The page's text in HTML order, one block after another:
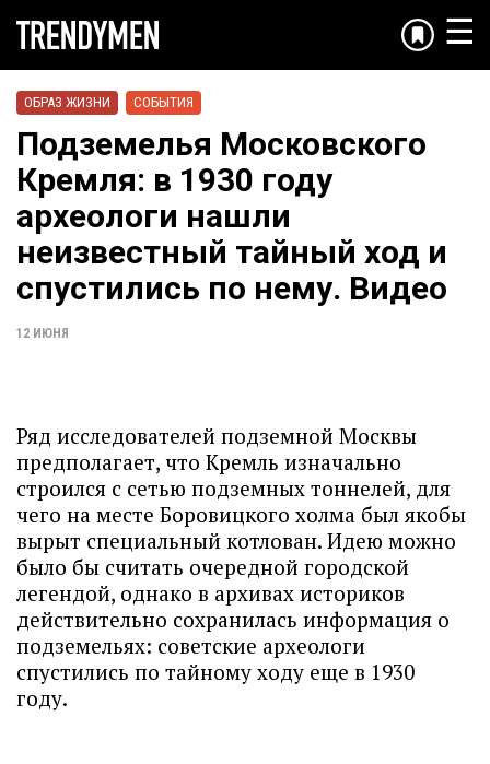
☰
ОБРАЗ ЖИЗНИ СОБЫТИЯ
Подземелья Московского
Кремля: в 1930 году
археологи нашли
неизвестный тайный ход и
спустились по нему. Видео
12 ИЮНЯ
Ряд исследователей подземной Москвы
предполагает, что Кремль изначально
строился с сетью подземных тоннелей, для
чего на месте Боровицкого холма был якобы
вырыт специальный котлован. Идею можно
было бы считать очередной городской
легендой, однако в архивах историков
действительно сохранилась информация о
подземельях: советские археологи
спустились по тайному ходу еще в 1930
году.